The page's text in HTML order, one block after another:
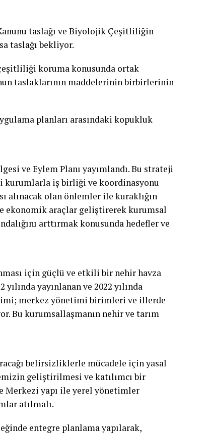
taslağı ve Biyolojik Çeşitliliğin
taslağı bekliyor.
koruma konusunda ortak
taslaklarının maddelerinin birbirlerinin
planları arasındaki kopukluk
ve Eylem Planı yayımlandı. Bu strateji
kurumlarla iş birliği ve koordinasyonu
alınacak olan önlemler ile kuraklığın
ekonomik araçlar geliştirerek kurumsal
arttırmak konusunda hedefler ve
için güçlü ve etkili bir nehir havza
yayınlanan ve 2022 yılında
merkez yönetimi birimleri ve illerde
Bu kurumsallaşmanın nehir ve tarım
belirsizliklerle mücadele için yasal
geliştirilmesi ve katılımcı bir
Merkezi yapı ile yerel yönetimler
atılmalı.
entegre planlama yapılarak,